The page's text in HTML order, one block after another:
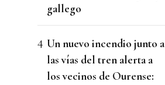
gallego
Un nuevo incendio junto a
las vías del tren alerta a
los vecinos de Ourense: